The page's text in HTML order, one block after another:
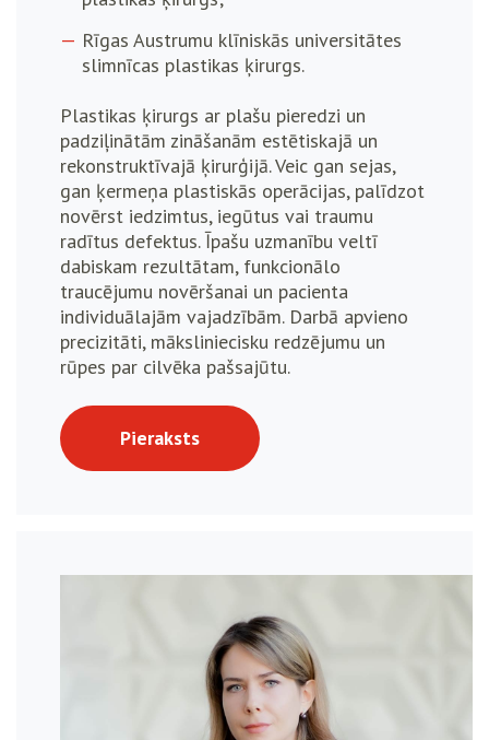
Rīgas Austrumu klīniskās universitātes
slimnīcas plastikas ķirurgs.
Plastikas ķirurgs ar plašu pieredzi un
padziļinātām zināšanām estētiskajā un
rekonstruktīvajā ķirurģijā. Veic gan sejas,
gan ķermeņa plastiskās operācijas, palīdzot
novērst iedzimtus, iegūtus vai traumu
radītus defektus. Īpašu uzmanību veltī
dabiskam rezultātam, funkcionālo
traucējumu novēršanai un pacienta
individuālajām vajadzībām. Darbā apvieno
precizitāti, māksliniecisku redzējumu un
rūpes par cilvēka pašsajūtu.
Pieraksts